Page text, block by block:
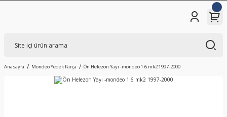
Anasayfa Mondeo Yedek Parça Ön Helezon Yayı -mondeo 1.6 mk2 1997-2000